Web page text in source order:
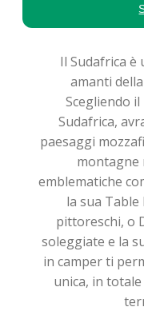
Il Sudafrica è
amanti
Scegliendo
Sudafrica,
paesaggi
montagne
emblematiche
la sua
pittoreschi, o
soleggiate e la
in camper ti
unica, in